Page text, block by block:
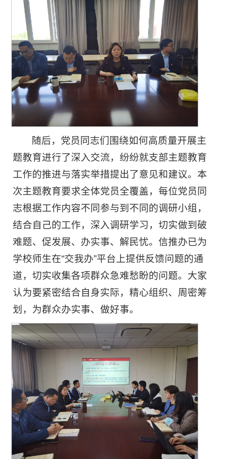
随后，党员同志们围绕如何高质量开展主
题教育进行了深入交流，纷纷就支部主题教育
工作的推进与落实举措提出了意见和建议。本
次主题教育要求全体党员全覆盖，每位党员同
志根据工作内容不同参与到不同的调研小组，
结合自己的工作，深入调研学习，切实做到破
难题、促发展、办实事、解民忧。信推办已为
学校师生在“交我办”平台上提供反馈问题的通
道，切实收集各项群众急难愁盼的问题。大家
认为要紧密结合自身实际，精心组织、周密筹
划，为群众办实事、做好事。